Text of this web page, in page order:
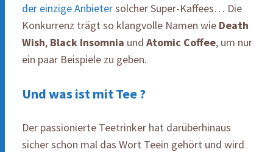
der einzige Anbietersolcher Super-Kaffees… Die
Konkurrenz trägt so klangvolle Namen wie Death
Wish, Black Insomnia und Atomic Coffee, um nur
ein paar Beispiele zu geben.
Und was ist mit Tee ?
Der passionierte Teetrinker hat darüberhinaus
sicher schon mal das Wort Teein gehört und wird